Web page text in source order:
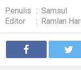
Penulis : Samsul
Editor
: Ramlan